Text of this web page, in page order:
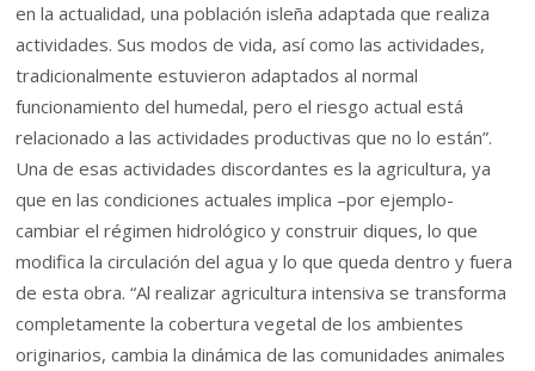
en la actualidad, una población isleña adaptada que realiza
actividades. Sus modos de vida, así como las actividades,
tradicionalmente estuvieron adaptados al normal
funcionamiento del humedal, pero el riesgo actual está
relacionado a las actividades productivas que no lo están”.
Una de esas actividades discordantes es la agricultura, ya
que en las condiciones actuales implica –por ejemplo-
cambiar el régimen hidrológico y construir diques, lo que
modifica la circulación del agua y lo que queda dentro y fuera
de esta obra. “Al realizar agricultura intensiva se transforma
completamente la cobertura vegetal de los ambientes
originarios, cambia la dinámica de las comunidades animales